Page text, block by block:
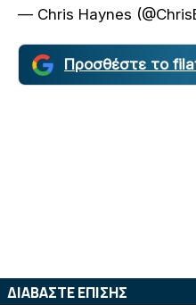
— Chris Haynes
Προσθέστε το
ΔΙΑΒΑΣΤΕ ΕΠΙΣΗΣ